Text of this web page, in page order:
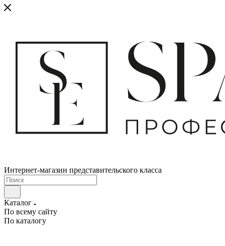
Интернет-магазин представительского класса
Каталог
По всему сайту
По каталогу